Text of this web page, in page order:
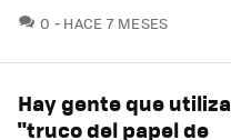
0 COMENTARIOS
HACE 7 MESES
Hay gente que
"truco del papel de